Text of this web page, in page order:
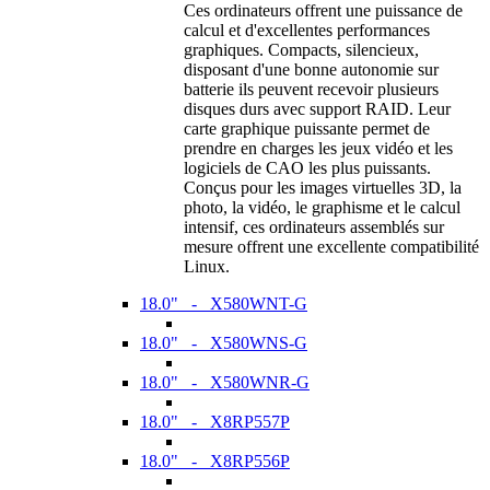
Ces ordinateurs offrent une puissance de
calcul et d'excellentes performances
graphiques. Compacts, silencieux,
disposant d'une bonne autonomie sur
batterie ils peuvent recevoir plusieurs
disques durs avec support RAID. Leur
carte graphique puissante permet de
prendre en charges les jeux vidéo et les
logiciels de CAO les plus puissants.
Conçus pour les images virtuelles 3D, la
photo, la vidéo, le graphisme et le calcul
intensif, ces ordinateurs assemblés sur
mesure offrent une excellente compatibilité
Linux.
18.0" - X580WNT-G
18.0" - X580WNS-G
18.0" - X580WNR-G
18.0" - X8RP557P
18.0" - X8RP556P